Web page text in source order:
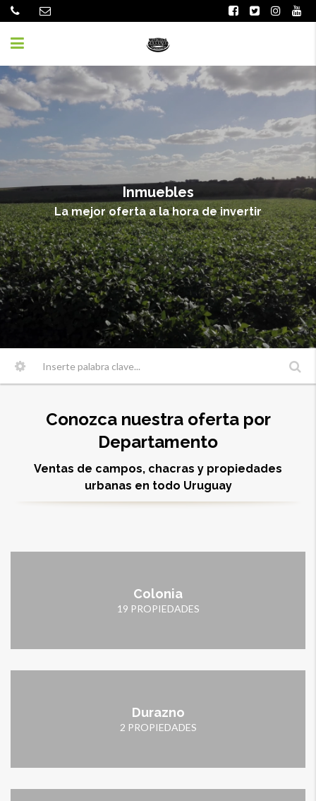
Inmuebles
La mejor oferta a la hora de invertir
Conozca nuestra oferta por
Departamento
Ventas de campos, chacras y propiedades
urbanas en todo Uruguay
Colonia
19 PROPIEDADES
Durazno
2 PROPIEDADES